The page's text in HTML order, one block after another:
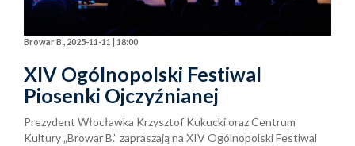
Browar B., 2025-11-11 | 18:00
XIV Ogólnopolski Festiwal
Piosenki Ojczyźnianej
Prezydent Włocławka Krzysztof Kukucki oraz Centrum
Kultury „Browar B.” zapraszają na XIV Ogólnopolski Festiwal